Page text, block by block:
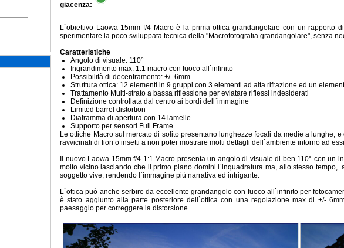
giacenza:
L`obiettivo Laowa 15mm f/4 Macro è la prima ottica grandangolare con un rapporto
sperimentare la poco sviluppata tecnica della "Macrofotografia grandangolare", senza
Caratteristiche
Angolo di visuale: 110°
Ingrandimento max: 1:1 macro con fuoco all`infinito
Possibilità di decentramento: +/- 6mm
Struttura ottica: 12 elementi in 9 gruppi con 3 elementi ad alta rifrazione ed un
Trattamento Multi-strato a bassa riflessione per eviatare riflessi indesiderati
Definizione controllata dal centro ai bordi dell`immagine
Limited barrel distortion
Diaframma di apertura con 14 lamelle.
Supporto per sensori Full Frame
Le ottiche Macro sul mercato di solito presentano lunghezze focali da medie a lunghe,
ravvicinati di fiori o insetti a non poter mostrare molti dettagli dell`ambiente intorno ad
Il nuovo Laowa 15mm f/4 1:1 Macro presenta un angolo di visuale di ben 110° con un
molto vicino lasciando che il primo piano domini l`inquadratura ma, allo stesso
soggetto vive, rendendo l`immagine più narrativa ed intrigante.
L`ottica può anche serbire da eccellente grandangolo con fuoco all`infinito per
è stato aggiunto alla parte posteriore dell`ottica con una regolazione max di +/-
paesaggio per correggere la distorsione.